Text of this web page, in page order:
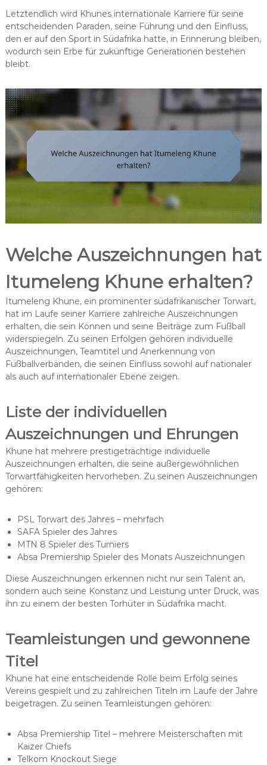
Letztendlich wird Khunes internationale Karriere für seine
entscheidenden Paraden, seine Führung und den Einfluss,
den er auf den Sport in Südafrika hatte, in Erinnerung bleiben,
wodurch sein Erbe für zukünftige Generationen bestehen
bleibt.
Welche Auszeichnungen hat
Itumeleng Khune erhalten?
Itumeleng Khune, ein prominenter südafrikanischer Torwart,
hat im Laufe seiner Karriere zahlreiche Auszeichnungen
erhalten, die sein Können und seine Beiträge zum Fußball
widerspiegeln. Zu seinen Erfolgen gehören individuelle
Auszeichnungen, Teamtitel und Anerkennung von
Fußballverbänden, die seinen Einfluss sowohl auf nationaler
als auch auf internationaler Ebene zeigen.
Liste der individuellen
Auszeichnungen und Ehrungen
Khune hat mehrere prestigeträchtige individuelle
Auszeichnungen erhalten, die seine außergewöhnlichen
Torwartfähigkeiten hervorheben. Zu seinen Auszeichnungen
gehören:
PSL Torwart des Jahres – mehrfach
SAFA Spieler des Jahres
MTN 8 Spieler des Turniers
Absa Premiership Spieler des Monats Auszeichnungen
Diese Auszeichnungen erkennen nicht nur sein Talent an,
sondern auch seine Konstanz und Leistung unter Druck, was
ihn zu einem der besten Torhüter in Südafrika macht.
Teamleistungen und gewonnene
Titel
Khune hat eine entscheidende Rolle beim Erfolg seines
Vereins gespielt und zu zahlreichen Titeln im Laufe der Jahre
beigetragen. Zu seinen Teamleistungen gehören:
Absa Premiership Titel – mehrere Meisterschaften mit
Kaizer Chiefs
Telkom Knockout Siege